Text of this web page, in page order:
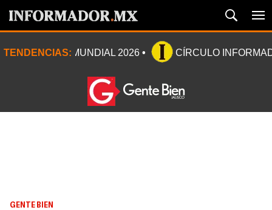
TENDENCIAS: MUNDIAL 2026 CÍRCULO
GENTE BIEN